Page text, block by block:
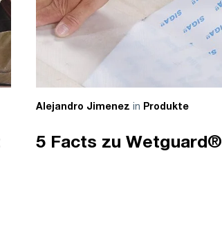
Alejandro Jimenez in Produkte
5 Facts zu Wetguard®